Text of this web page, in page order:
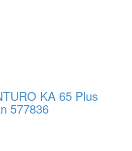
KA 65 Plus
577836